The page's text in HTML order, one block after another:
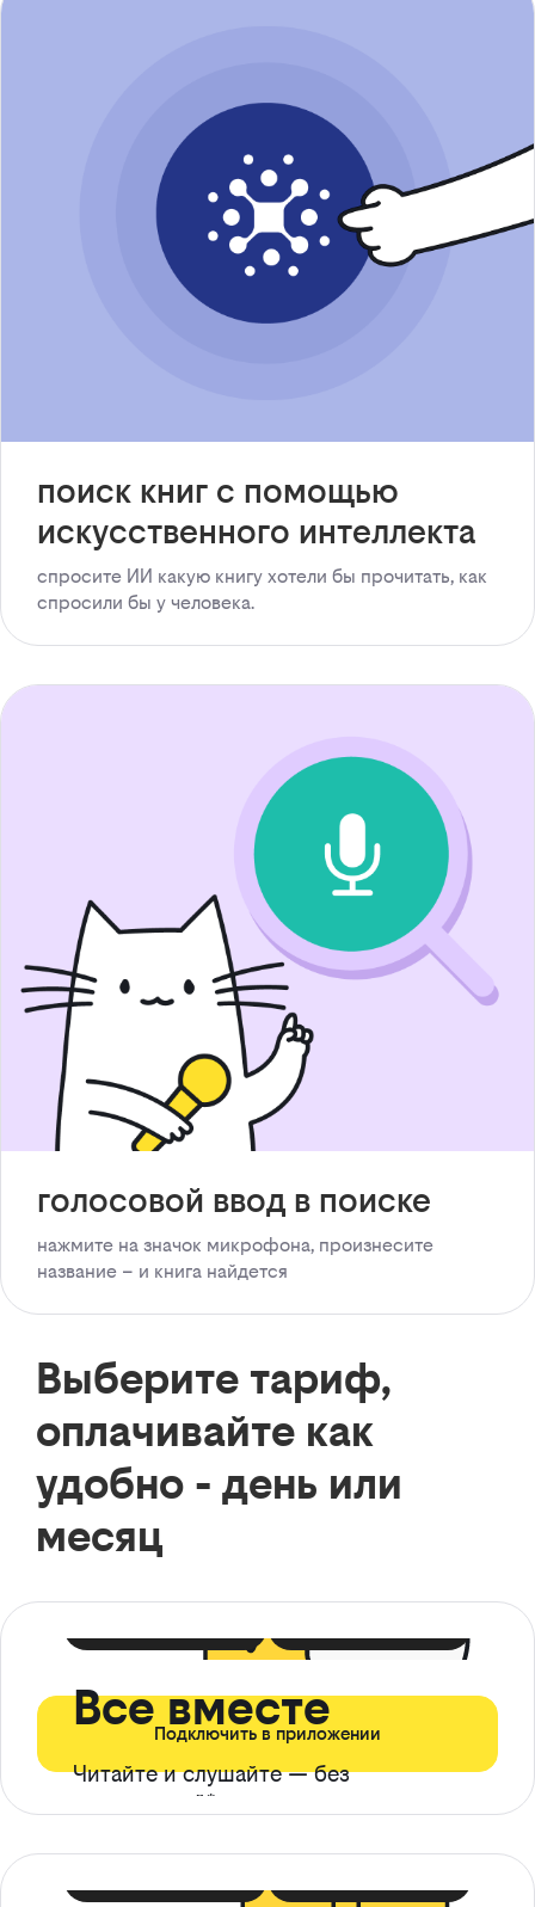
поиск книг с помощью
искусственного интеллекта
спросите ИИ какую книгу хотели бы прочитать, как
спросили бы у человека.
голосовой ввод в поиске
нажмите на значок микрофона, произнесите
название – и книга найдется
Выберите тариф,
оплачивайте как
удобно - день или
месяц
Все вместе
Читайте и слушайте — без
ограничений*
Подключить в приложении